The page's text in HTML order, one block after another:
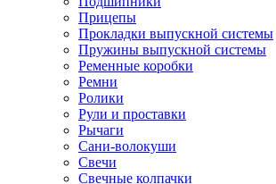
Прицепы
Прокладки выпускной системы
Пружины выпускной системы
Ременные коробки
Ремни
Ролики
Рули и проставки
Рычаги
Сани-волокуши
Свечи
Свечные колпачки